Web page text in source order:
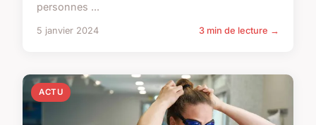
personnes ...
5 janvier 2024 3 min de lecture →
ACTU